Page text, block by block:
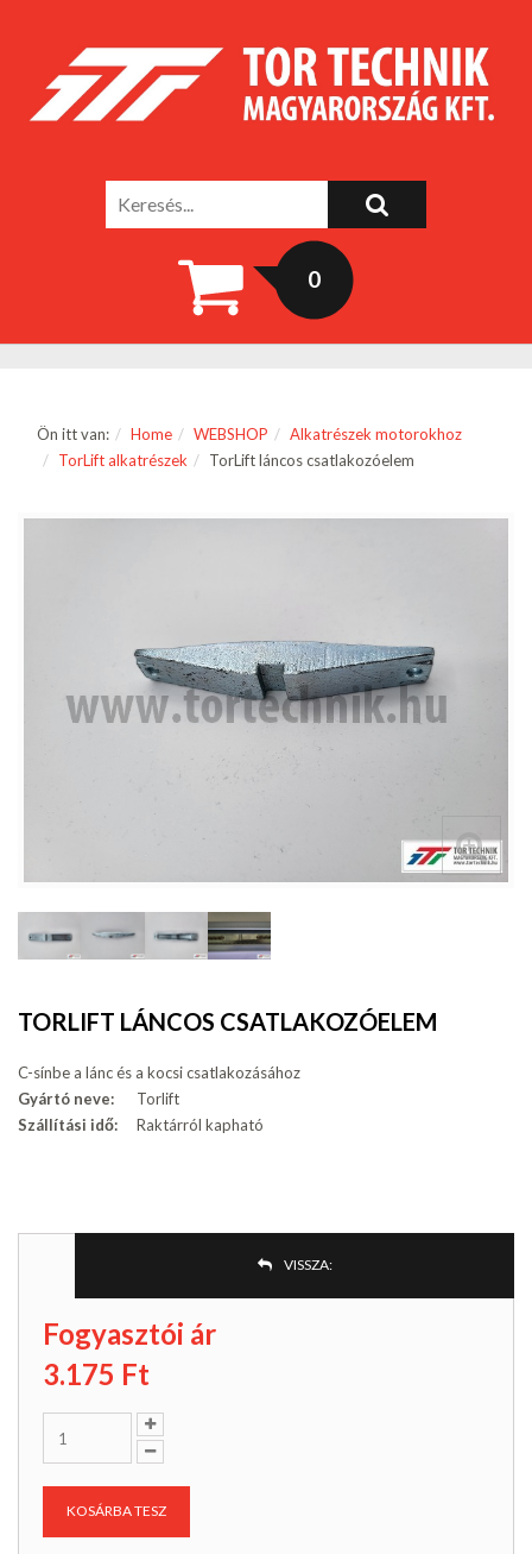
0
Ön itt van: Home WEBSHOP
Alkatrészek motorokhoz
TorLift alkatrészek
TorLift láncos csatlakozóelem
TORLIFT LÁNCOS CSATLAKOZÓELEM
C-sínbe a lánc és a kocsi csatlakozásához
Gyártó neve:
Torlift
Szállítási idő:
Raktárról kapható
VISSZA:
Fogyasztói ár
3.175 Ft
KOSÁRBA TESZ